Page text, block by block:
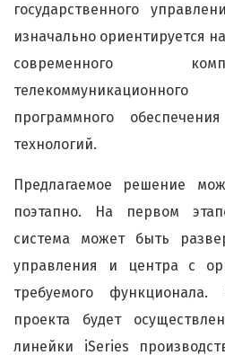
государственного
изначально ориентируется
современного
программного
технологий.
Предлагаемое решение
поэтапно. На первом
система может быть
управления и центра с
требуемого
проекта будет
линейки iSeries